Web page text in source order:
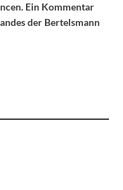
Ein Kommentar
der Bertelsmann